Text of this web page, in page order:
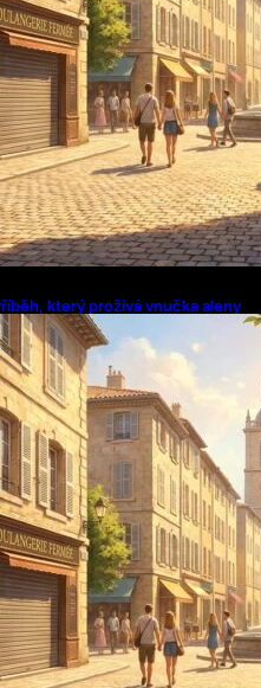
který prožívá vnučka aleny